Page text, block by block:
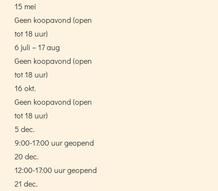
15 mei
Geen koopavond (open
tot 18 uur)
6 juli – 17 aug
Geen koopavond (open
tot 18 uur)
16 okt.
Geen koopavond (open
tot 18 uur)
5 dec.
9:00-17:00 uur geopend
20 dec.
12:00-17:00 uur geopend
21 dec.